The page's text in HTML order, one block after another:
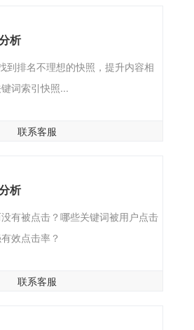
析
到排名不理想的快照，提升内容相
词索引快照...
联系客服
析
有被点击？哪些关键词被用户点击
效点击率？
联系客服